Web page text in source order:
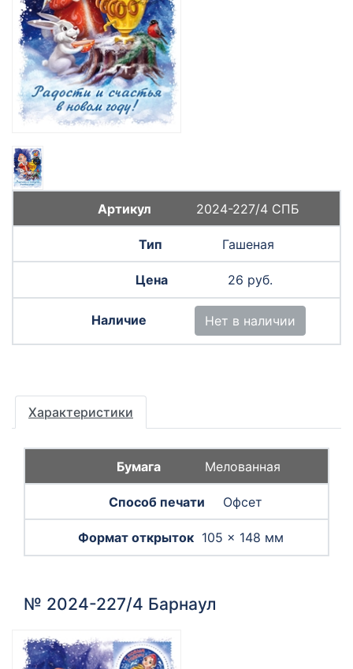
2024-227/4 СПБ
Гашеная
26 руб.
Нет в наличии
Характеристики
Мелованная
Офсет
105 × 148 мм
№ 2024-227/4 Барнаул